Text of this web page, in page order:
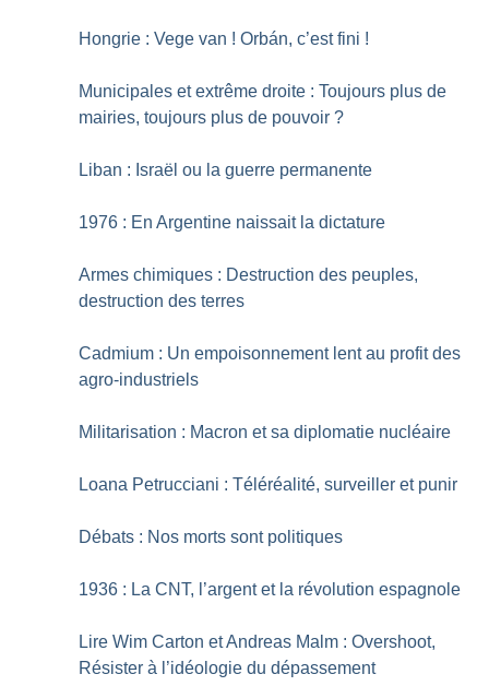
Hongrie : Vege van ! Orbán, c’est fini !
Municipales et extrême droite : Toujours plus de
mairies, toujours plus de pouvoir ?
Liban : Israël ou la guerre permanente
1976 : En Argentine naissait la dictature
Armes chimiques : Destruction des peuples,
destruction des terres
Cadmium : Un empoisonnement lent au profit des
agro-industriels
Militarisation : Macron et sa diplomatie nucléaire
Loana Petrucciani : Téléréalité, surveiller et punir
Débats : Nos morts sont politiques
1936 : La CNT, l’argent et la révolution espagnole
Lire Wim Carton et Andreas Malm : Overshoot,
Résister à l’idéologie du dépassement